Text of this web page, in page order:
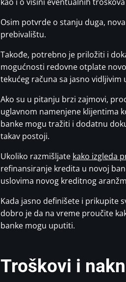
Osim potvrde o stanju duga,
prebivalištu.
Takođe, potrebno je priložiti i
mogućnosti redovne otplate
tekućeg računa sa jasno vidljivim
Ako su u pitanju brzi zajmovi,
uglavnom namenjene klijentima
banke mogu tražiti i dodatnu
takav postoji.
Ukoliko razmišljate kako izgleda
refinansiranje kredita u novoj
uslovima novog kreditnog
Kada jasno definišete i prikupite
dobro je da na vreme proučite
banke mogu uputiti.
Troškovi i